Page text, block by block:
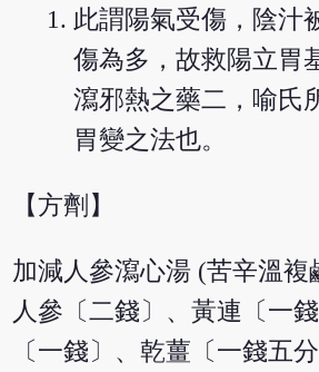
此謂陽氣受傷，陰汁
傷為多，故救陽立胃
瀉邪熱之藥二，喻氏
胃變之法也。
【方劑】
加減人參瀉心湯 (苦辛溫複
人參〔二錢〕、黃連〔一
〔一錢〕、乾薑〔一錢五